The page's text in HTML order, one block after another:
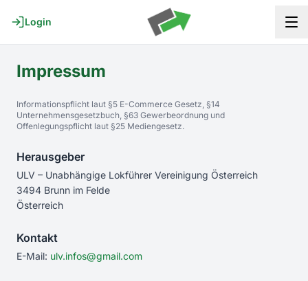
Login Start
ULV © 2026
Impressum
Informationspflicht laut §5 E-Commerce Gesetz, §14
Unternehmensgesetzbuch, §63 Gewerbeordnung und
Offenlegungspflicht laut §25 Mediengesetz.
Herausgeber
ULV – Unabhängige Lokführer Vereinigung Österreich
3494 Brunn im Felde
Österreich
Kontakt
E-Mail: ulv.infos@gmail.com